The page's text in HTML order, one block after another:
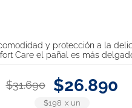
y protección a la
Care el pañal es más
$31.690 $26.890
$198 x un